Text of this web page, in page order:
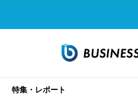
特集・レポート